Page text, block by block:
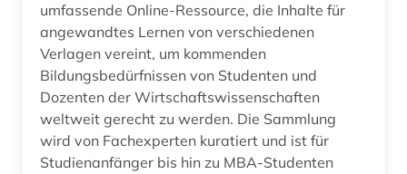
umfassende Online-Ressource, die Inhalte für
angewandtes Lernen von verschiedenen
Verlagen vereint, um kommenden
Bildungsbedürfnissen von Studenten und
Dozenten der Wirtschaftswissenschaften
weltweit gerecht zu werden. Die Sammlung
wird von Fachexperten kuratiert und ist für
Studienanfänger bis hin zu MBA-Studenten